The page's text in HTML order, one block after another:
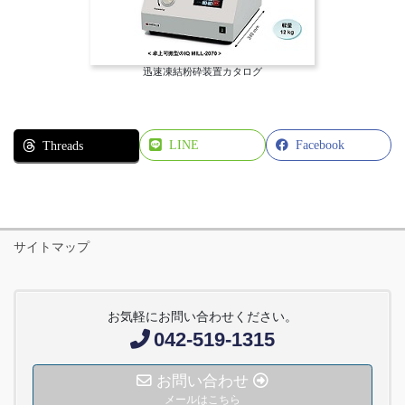
迅速凍結粉砕装置カタログ
Facebook
Threads LINE
サイトマップ
お気軽にお問い合わせください。
042-519-1315
お問い合わせ
メールはこちら